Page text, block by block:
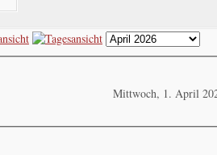
Mittwoch, 1. April